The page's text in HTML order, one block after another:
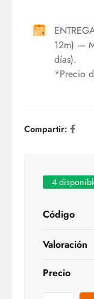
12m) —
días).
*Precio
Compartir:
4
Código
Valoración
Precio